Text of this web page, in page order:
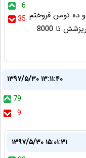
6
35 من که هرچی سکه ودلار داشتم رو3/5 و ده تومن فروختم
و راحت شدم کار دلار و سکه تمومه و ریزشش تا 8000
۱۳۹۷/۵/۳۰ ۱۳:۱۱:۴۰
79
9
۱۳۹۷/۵/۳۰ ۱۵:۰۱:۳۱